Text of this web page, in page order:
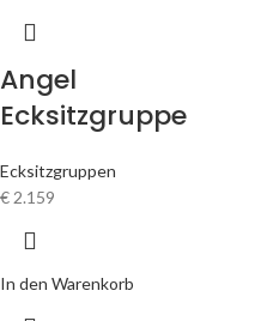
Angel
Ecksitzgruppe
Ecksitzgruppen
€2.159
In den Warenkorb